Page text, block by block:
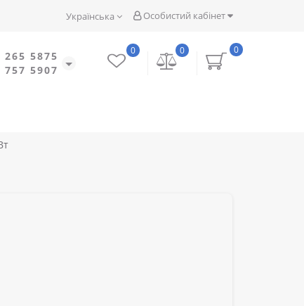
Особистий кабінет
Українська
265 5875
757 5907
0
0
0